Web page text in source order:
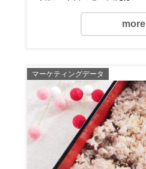
more
マーケティングデータ